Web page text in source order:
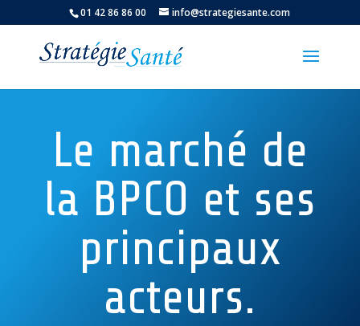
01 42 86 86 00 info@strategiesante.com
Le marché de
la BPCO et ses
principaux
acteurs.